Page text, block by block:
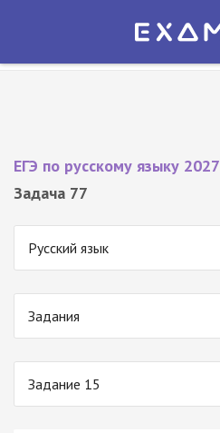
Экзамер — ЕГЭ 2027
ЕГЭ по русскому языку 2027
Задача 77
Русский язык
Задания
Задание 15